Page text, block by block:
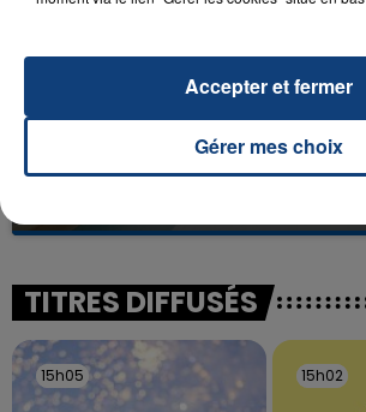
UNE ADOLESCENTE DEVANT
La famille a porté plainte contre la
excuses.
TITRES DIFFUSÉS
15h05
15h05 15h02
15h02
Gérer mes choix
Accepter et fermer